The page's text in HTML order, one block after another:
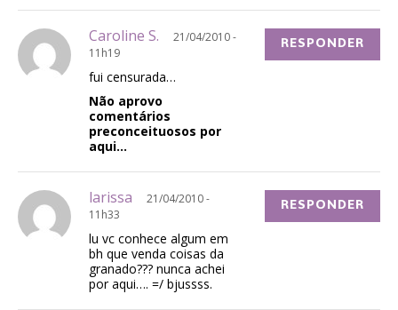
Caroline S.
21/04/2010 -
11h19
fui censurada…
Não aprovo
comentários
preconceituosos por
aqui…
RESPONDER
larissa
21/04/2010 -
11h33
lu vc conhece algum em
bh que venda coisas da
granado??? nunca achei
por aqui…. =/ bjussss.
RESPONDER